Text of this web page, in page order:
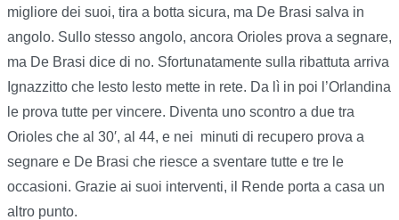
migliore dei suoi, tira a botta sicura, ma De Brasi salva in
angolo. Sullo stesso angolo, ancora Orioles prova a segnare,
ma De Brasi dice di no. Sfortunatamente sulla ribattuta arriva
Ignazzitto che lesto lesto mette in rete. Da lì in poi l’Orlandina
le prova tutte per vincere. Diventa uno scontro a due tra
Orioles che al 30′, al 44, e nei minuti di recupero prova a
segnare e De Brasi che riesce a sventare tutte e tre le
occasioni. Grazie ai suoi interventi, il Rende porta a casa un
altro punto.